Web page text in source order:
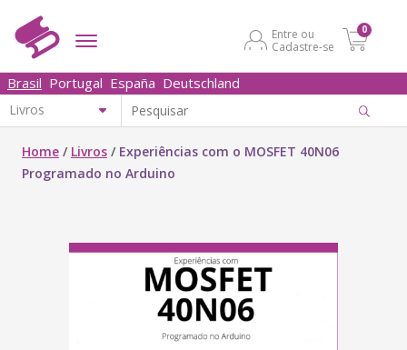
Entre ou
Cadastre-se
0
Brasil Portugal España Deutschland
Home / Livros / Experiências com o MOSFET 40N06
Programado no Arduino